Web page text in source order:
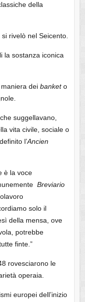
della
rivelò nel Seicento.
la sostanza iconica
dei banketo
che suggellavano,
vita civile, sociale o
l’Ancien
è la voce
Breviario
solo il
della mensa, ove
potrebbe
finte.”
rovesciarono le
operaia.
europei dell’inizio